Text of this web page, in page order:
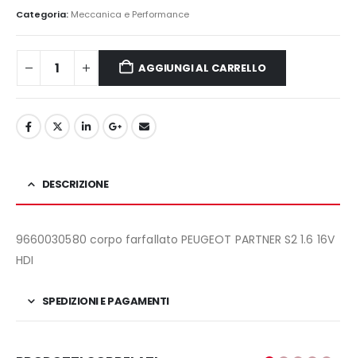
originale
era:
89,00€.
attuale
è:
60,00€.
Categoria: Meccanica e Performance
AGGIUNGI AL CARRELLO
DESCRIZIONE
9660030580 corpo farfallato PEUGEOT PARTNER S2 1.6 16V
HDI
SPEDIZIONI E PAGAMENTI